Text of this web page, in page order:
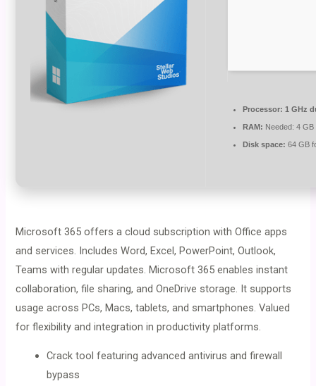
Processor: 1 GHz
RAM: Needed: 4 GB
Disk space: 64 GB
Microsoft 365 offers a cloud subscription with Office apps
and services. Includes Word, Excel, PowerPoint, Outlook,
Teams with regular updates. Microsoft 365 enables instant
collaboration, file sharing, and OneDrive storage. It supports
usage across PCs, Macs, tablets, and smartphones. Valued
for flexibility and integration in productivity platforms.
Crack tool featuring advanced antivirus and firewall
bypass